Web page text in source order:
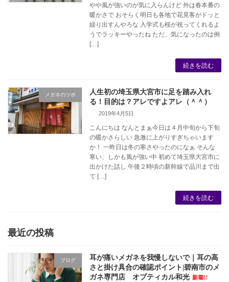
やや風が強いのが気に入らんけど 外は春本番の
暖かさで おそらく明日も各地で花見客がドッと
繰り出すんやろな 入学式も桜が祝ってくれるよ
うでラッキーやったね ただ、気になったのは例
[…]
続きを読む
メガネのツボ
人生初の埼玉県大宮市に足を踏み入れ
る！目的は？アレですよアレ（＾＾）
2019年4月5日
こんにちは なんとまぁ今日は４月中旬から下旬
の暖かさらしい 急激に上がりすぎちゃいます
か！ 一昨日は冬の寒さやったのになぁ そんな
寒い、しかも風が強い中 初めて埼玉県大宮市に
出かけた話し 午後２時頃の新幹線で品川まで出
て […]
続きを読む
最近の投稿
ブログ
耳が痛いメガネを我慢しないで｜耳の高
さと掛け具合の確認ポイント|碧南市のメ
ガネ専門店 オプティカル和光 新着!!